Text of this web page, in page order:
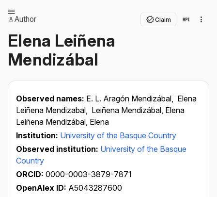
Author Claim
Elena Leiñena
Mendizábal
Observed names: E. L. Aragón Mendizábal, Elena
Leiñena Mendizabal, Leiñena Mendizábal, Elena
Leiñena Mendizábal, Elena
Institution: University of the Basque Country
Observed institution: University of the Basque
Country
ORCID: 0000-0003-3879-7871
OpenAlex ID: A5043287600